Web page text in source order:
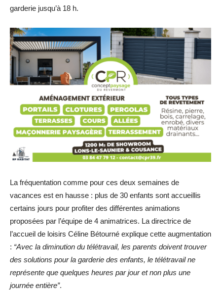
garderie jusqu’à 18 h.
La fréquentation comme pour ces deux semaines de
vacances est en hausse : plus de 30 enfants sont accueillis
certains jours pour profiter des différentes animations
proposées par l’équipe de 4 animatrices. La directrice de
l’accueil de loisirs Céline Bétourné explique cette augmentation
: “Avec la diminution du télétravail, les parents doivent trouver
des solutions pour la garderie des enfants, le télétravail ne
représente que quelques heures par jour et non plus une
journée entière”.